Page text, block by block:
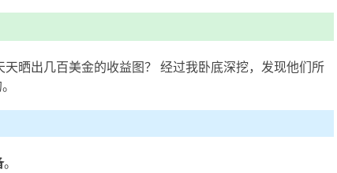
晒出几百美金的收益图？ 经过我卧底深挖，发现他们所
。